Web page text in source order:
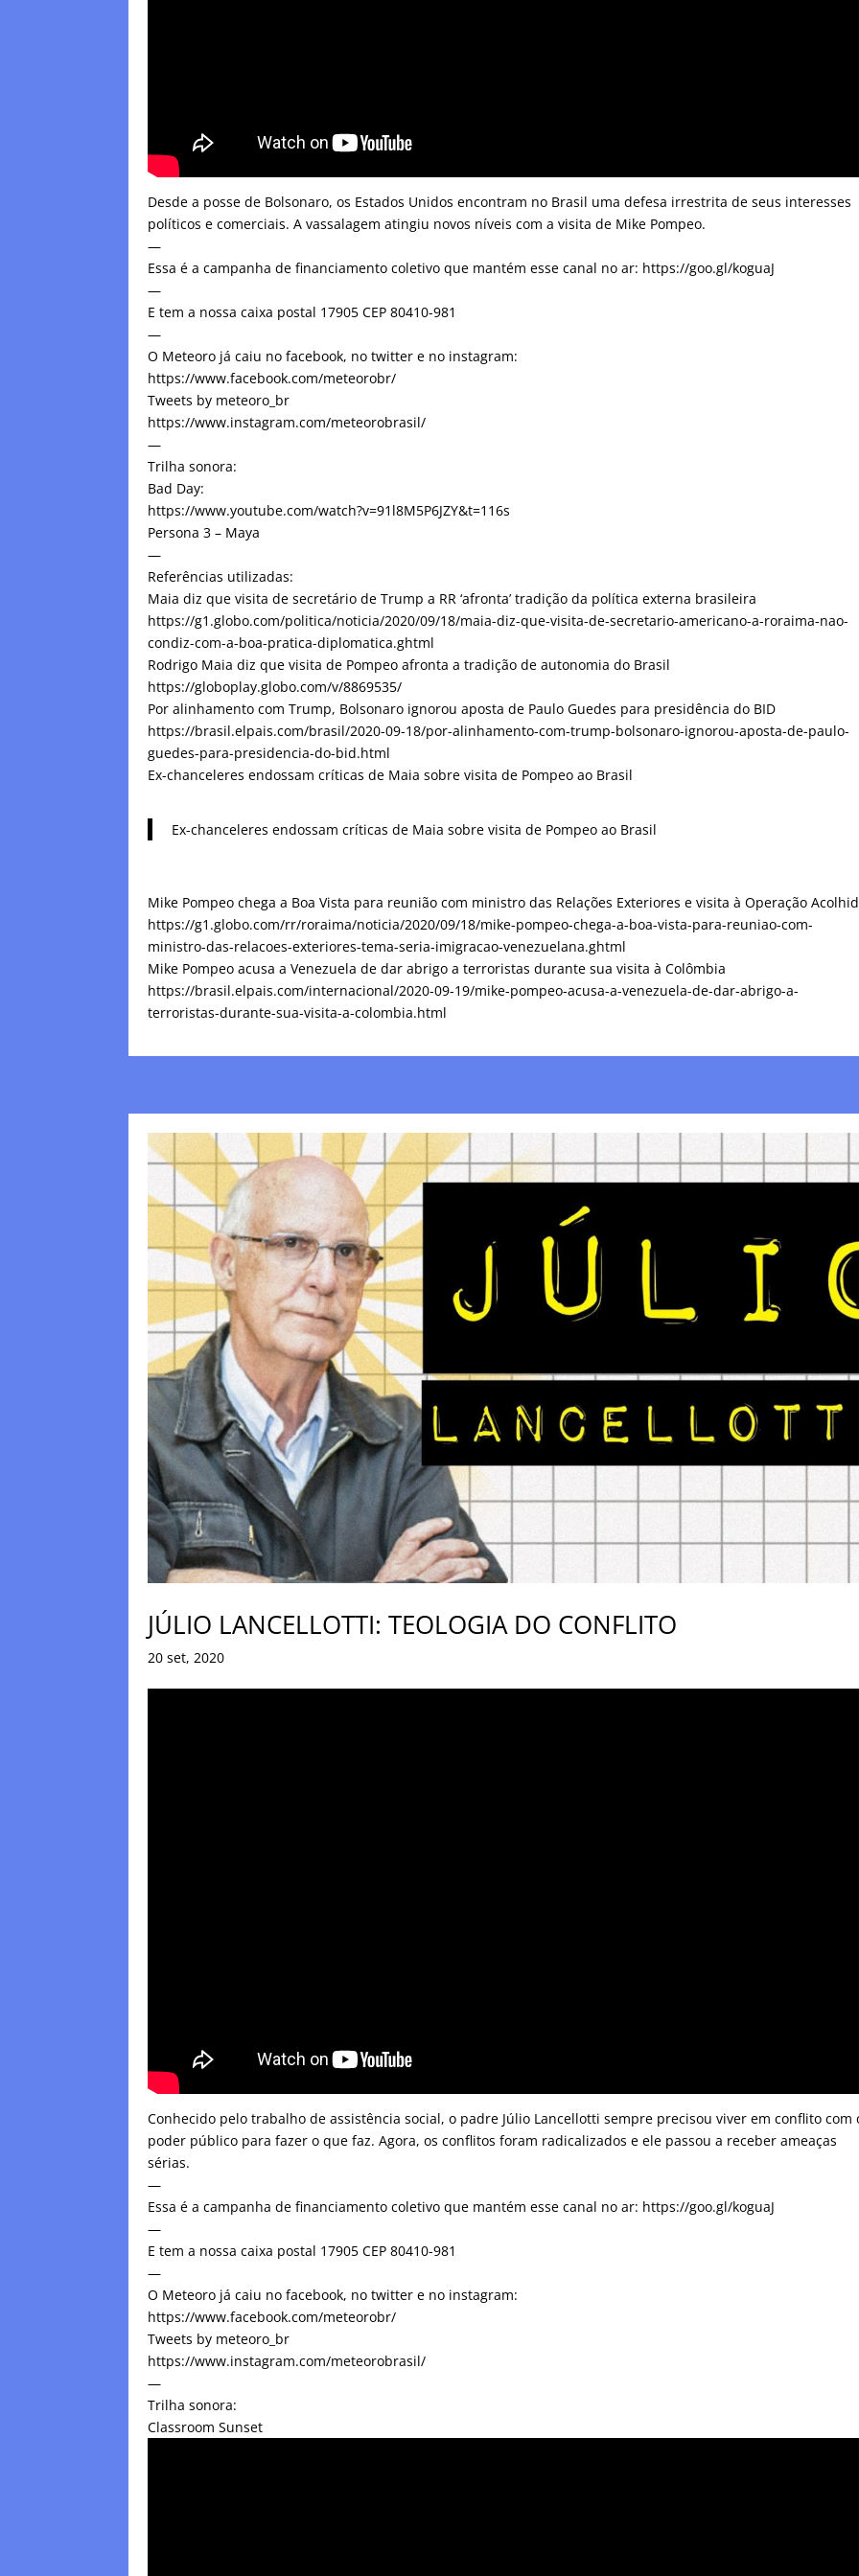
Desde a posse de Bolsonaro, os Estados Unidos encontram no Brasil uma defesa irrestrita de seus interesses
políticos e comerciais. A vassalagem atingiu novos níveis com a visita de Mike Pompeo.
—
Essa é a campanha de financiamento coletivo que mantém esse canal no ar: https://goo.gl/koguaJ
—
E tem a nossa caixa postal 17905 CEP 80410-981
—
O Meteoro já caiu no facebook, no twitter e no instagram:
https://www.facebook.com/meteorobr/
Tweets by meteoro_br
https://www.instagram.com/meteorobrasil/
—
Trilha sonora:
Bad Day:
https://www.youtube.com/watch?v=91l8M5P6JZY&t=116s
Persona 3 – Maya
—
Referências utilizadas:
Maia diz que visita de secretário de Trump a RR ‘afronta’ tradição da política externa brasileira
https://g1.globo.com/politica/noticia/2020/09/18/maia-diz-que-visita-de-secretario-americano-a-roraima-nao-
condiz-com-a-boa-pratica-diplomatica.ghtml
Rodrigo Maia diz que visita de Pompeo afronta a tradição de autonomia do Brasil
https://globoplay.globo.com/v/8869535/
Por alinhamento com Trump, Bolsonaro ignorou aposta de Paulo Guedes para presidência do BID
https://brasil.elpais.com/brasil/2020-09-18/por-alinhamento-com-trump-bolsonaro-ignorou-aposta-de-paulo-
guedes-para-presidencia-do-bid.html
Ex-chanceleres endossam críticas de Maia sobre visita de Pompeo ao Brasil
Ex-chanceleres endossam críticas de Maia sobre visita de Pompeo ao Brasil
Mike Pompeo chega a Boa Vista para reunião com ministro das Relações Exteriores e visita à Operação
https://g1.globo.com/rr/roraima/noticia/2020/09/18/mike-pompeo-chega-a-boa-vista-para-reuniao-com-
ministro-das-relacoes-exteriores-tema-seria-imigracao-venezuelana.ghtml
Mike Pompeo acusa a Venezuela de dar abrigo a terroristas durante sua visita à Colômbia
https://brasil.elpais.com/internacional/2020-09-19/mike-pompeo-acusa-a-venezuela-de-dar-abrigo-a-
terroristas-durante-sua-visita-a-colombia.html
JÚLIO LANCELLOTTI: TEOLOGIA DO CONFLITO
20 set, 2020
Conhecido pelo trabalho de assistência social, o padre Júlio Lancellotti sempre precisou viver em conflito com
poder público para fazer o que faz. Agora, os conflitos foram radicalizados e ele passou a receber ameaças
sérias.
—
Essa é a campanha de financiamento coletivo que mantém esse canal no ar: https://goo.gl/koguaJ
—
E tem a nossa caixa postal 17905 CEP 80410-981
—
O Meteoro já caiu no facebook, no twitter e no instagram:
https://www.facebook.com/meteorobr/
Tweets by meteoro_br
https://www.instagram.com/meteorobrasil/
—
Trilha sonora:
Classroom Sunset